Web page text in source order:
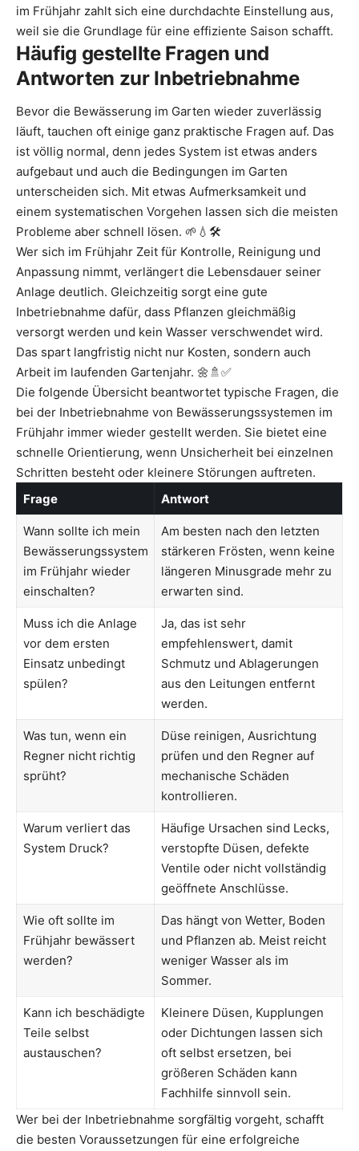
im Frühjahr zahlt sich eine durchdachte Einstellung aus,
weil sie die Grundlage für eine effiziente Saison schafft.
Häufig gestellte Fragen und
Antworten zur Inbetriebnahme
Bevor die Bewässerung im Garten wieder zuverlässig
läuft, tauchen oft einige ganz praktische Fragen auf. Das
ist völlig normal, denn jedes System ist etwas anders
aufgebaut und auch die Bedingungen im Garten
unterscheiden sich. Mit etwas Aufmerksamkeit und
einem systematischen Vorgehen lassen sich die meisten
Probleme aber schnell lösen. 🌱💧🛠️
Wer sich im Frühjahr Zeit für Kontrolle, Reinigung und
Anpassung nimmt, verlängert die Lebensdauer seiner
Anlage deutlich. Gleichzeitig sorgt eine gute
Inbetriebnahme dafür, dass Pflanzen gleichmäßig
versorgt werden und kein Wasser verschwendet wird.
Das spart langfristig nicht nur Kosten, sondern auch
Arbeit im laufenden Gartenjahr. 🌼🚿✅
Die folgende Übersicht beantwortet typische Fragen, die
bei der Inbetriebnahme von Bewässerungssystemen im
Frühjahr immer wieder gestellt werden. Sie bietet eine
schnelle Orientierung, wenn Unsicherheit bei einzelnen
Schritten besteht oder kleinere Störungen auftreten.
Frage
Antwort
Wann sollte ich mein
Bewässerungssystem
im Frühjahr wieder
einschalten?
Am besten nach den letzten
stärkeren Frösten, wenn keine
längeren Minusgrade mehr zu
erwarten sind.
Muss ich die Anlage
vor dem ersten
Einsatz unbedingt
spülen?
Ja, das ist sehr
empfehlenswert, damit
Schmutz und Ablagerungen
aus den Leitungen entfernt
werden.
Was tun, wenn ein
Regner nicht richtig
sprüht?
Düse reinigen, Ausrichtung
prüfen und den Regner auf
mechanische Schäden
kontrollieren.
Warum verliert das
System Druck?
Häufige Ursachen sind Lecks,
verstopfte Düsen, defekte
Ventile oder nicht vollständig
geöffnete Anschlüsse.
Wie oft sollte im
Frühjahr bewässert
werden?
Das hängt von Wetter, Boden
und Pflanzen ab. Meist reicht
weniger Wasser als im
Sommer.
Kann ich beschädigte
Teile selbst
austauschen?
Kleinere Düsen, Kupplungen
oder Dichtungen lassen sich
oft selbst ersetzen, bei
größeren Schäden kann
Fachhilfe sinnvoll sein.
Wer bei der Inbetriebnahme sorgfältig vorgeht, schafft
die besten Voraussetzungen für eine erfolgreiche